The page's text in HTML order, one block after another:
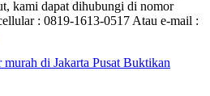
kami dapat dihubungi di nomor
: 0819-1613-0517 Atau e-mail :
di Jakarta Pusat Buktikan